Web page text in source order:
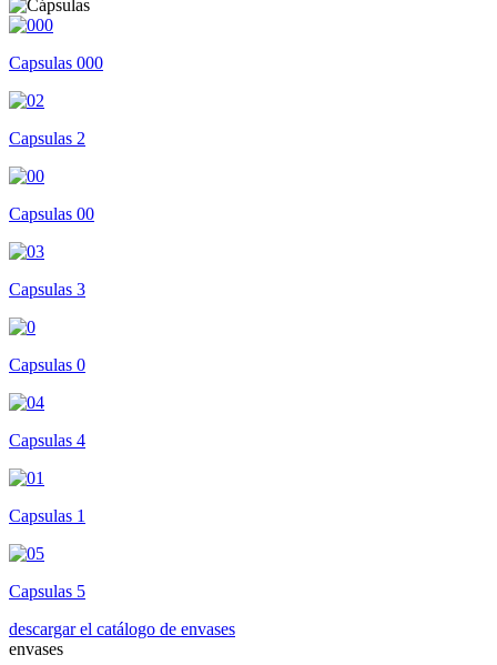
Capsulas 000
Capsulas 2
Capsulas 00
Capsulas 3
Capsulas 0
Capsulas 4
Capsulas 1
Capsulas 5
descargar el catálogo de envases
envases